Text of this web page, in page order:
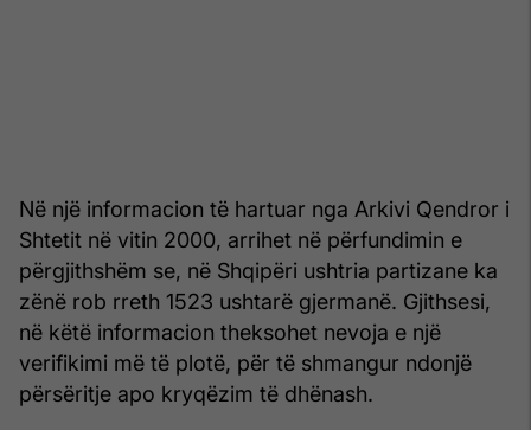
Në një informacion të hartuar nga Arkivi Qendror i
Shtetit në vitin 2000, arrihet në përfundimin e
përgjithshëm se, në Shqipëri ushtria partizane ka
zënë rob rreth 1523 ushtarë gjermanë. Gjithsesi,
në këtë informacion theksohet nevoja e një
verifikimi më të plotë, për të shmangur ndonjë
përsëritje apo kryqëzim të dhënash.